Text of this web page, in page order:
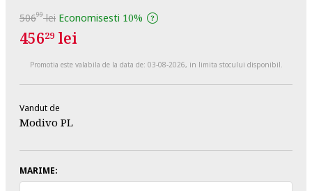
50699lei Economisesti 10%
45629 lei
Promotia este valabila de la data de: 03-08-2026, in limita stocului disponibil.
Vandut de
Modivo PL
MARIME: